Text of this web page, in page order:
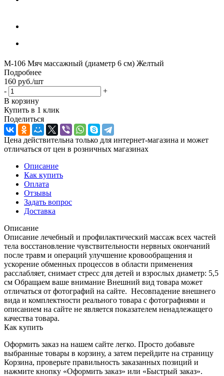
М-106 Мяч массажный (диаметр 6 см) Желтый
Подробнее
160 руб./шт
-
+
В корзину
Купить в 1 клик
Поделиться
Цена действительна только для интернет-магазина и может
отличаться от цен в розничных магазинах
Описание
Как купить
Оплата
Отзывы
Задать вопрос
Доставка
Описание
Описание лечебный и профилактический массаж всех частей
тела восстановление чувствительности нервных окончаний
после травм и операций улучшение кровообращения и
ускорение обменных процессов в области применения
расслабляет, снимает стресс для детей и взрослых диаметр: 5,5
см Обращаем ваше внимание Внешний вид товара может
отличаться от фотографий на сайте. Несовпадение внешнего
вида и комплектности реального товара с фотографиями и
описанием на сайте не является показателем ненадлежащего
качества товара.
Как купить
Оформить заказ на нашем сайте легко. Просто добавьте
выбранные товары в корзину, а затем перейдите на страницу
Корзина, проверьте правильность заказанных позиций и
нажмите кнопку «Оформить заказ» или «Быстрый заказ».